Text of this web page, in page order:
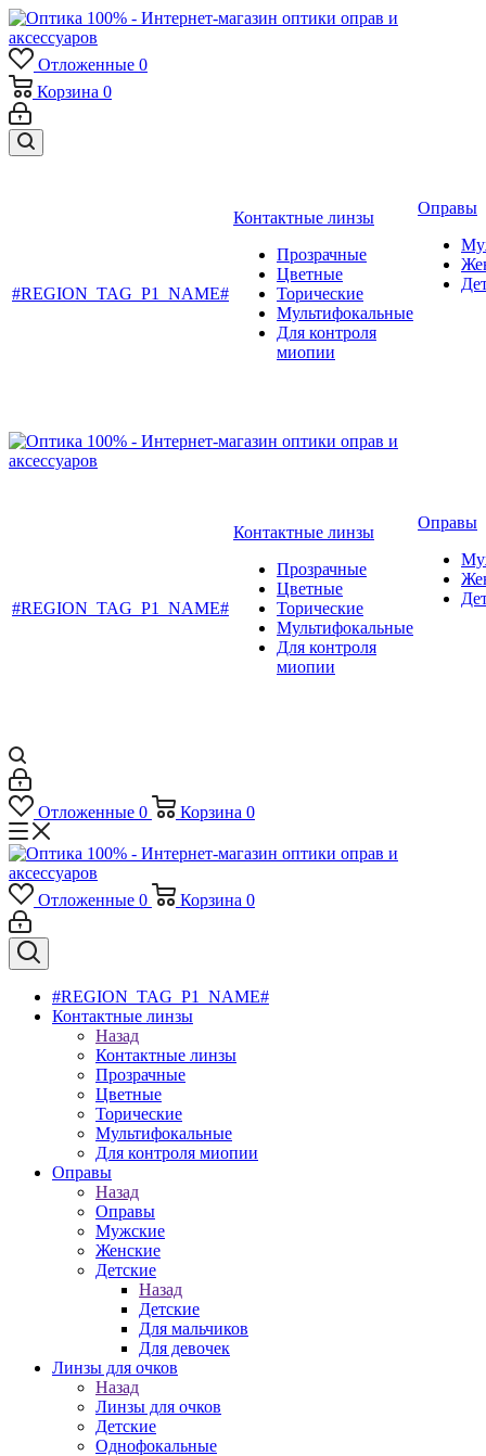
Отложенные 0
Корзина 0
#REGION_TAG_P1_NAME#
Контактные линзы
Прозрачные
Цветные
Торические
Мультифокальные
Для контроля
миопии
Оправы
#REGION_TAG_P1_NAME#
Контактные линзы
Прозрачные
Цветные
Торические
Мультифокальные
Для контроля
миопии
Оправы
Отложенные 0 Корзина 0
Отложенные 0 Корзина 0
#REGION_TAG_P1_NAME#
Контактные линзы
Назад
Контактные линзы
Прозрачные
Цветные
Торические
Мультифокальные
Для контроля миопии
Оправы
Назад
Оправы
Мужские
Женские
Детские
Назад
Детские
Для мальчиков
Для девочек
Линзы для очков
Назад
Линзы для очков
Детские
Однофокальные